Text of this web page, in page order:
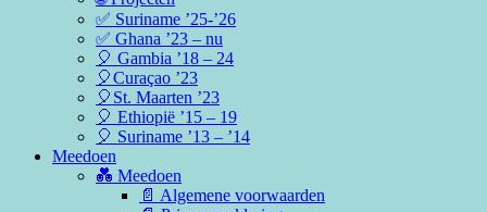
✅ Suriname ’25-’26
✅ Ghana ’23 – nu
🎈 Gambia ’18 – 24
🎈Curaçao ’23
🎈St. Maarten ’23
🎈 Ethiopië ’15 – 19
🎈 Suriname ’13 – ’14
Meedoen
💑 Meedoen
📄 Algemene voorwaarden